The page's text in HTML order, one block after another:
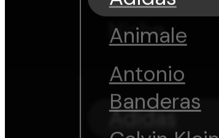
Niche
Adidas
Animale
Antonio
Banderas